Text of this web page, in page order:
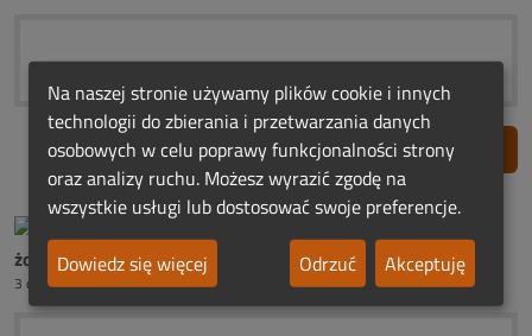
Zgłoś nadużycie
żona ś.p.Henia Dobrońskiego
3 dni temu
Na naszej stronie używamy plików cookie i innych
technologii do zbierania i przetwarzania danych
osobowych w celu poprawy funkcjonalności strony
oraz analizy ruchu. Możesz wyrazić zgodę na
wszystkie usługi lub dostosować swoje preferencje.
Dowiedz się więcej
Odrzuć Akceptuję